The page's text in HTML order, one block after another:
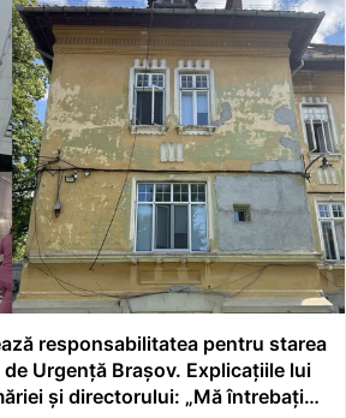
responsabilitatea pentru starea
Urgență Brașov. Explicațiile lui
și directorului: „Mă întrebați